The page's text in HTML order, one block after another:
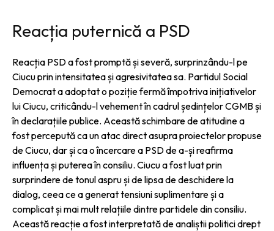
Reacția puternică a PSD
Reacția PSD a fost promptă și severă, surprinzându-l pe
Ciucu prin intensitatea și agresivitatea sa. Partidul Social
Democrat a adoptat o poziție fermă împotriva inițiativelor
lui Ciucu, criticându-l vehement în cadrul ședințelor CGMB și
în declarațiile publice. Această schimbare de atitudine a
fost percepută ca un atac direct asupra proiectelor propuse
de Ciucu, dar și ca o încercare a PSD de a-și reafirma
influența și puterea în consiliu. Ciucu a fost luat prin
surprindere de tonul aspru și de lipsa de deschidere la
dialog, ceea ce a generat tensiuni suplimentare și a
complicat și mai mult relațiile dintre partidele din consiliu.
Această reacție a fost interpretată de analiștii politici drept